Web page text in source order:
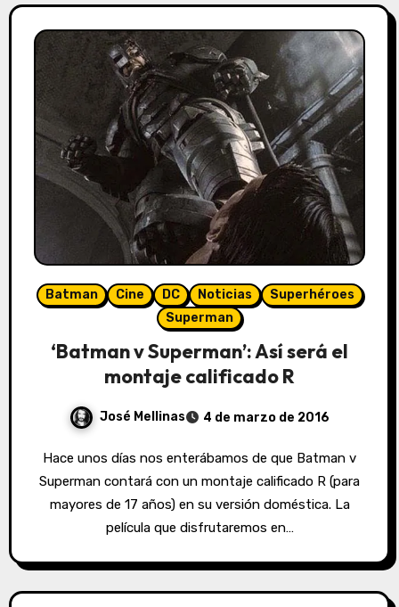
Batman Cine DC Noticias
Superhéroes
Superman
‘Batman v Superman’: Así será el
montaje calificado R
José Mellinas 4 de marzo de 2016
Hace unos días nos enterábamos de que Batman v
Superman contará con un montaje calificado R (para
mayores de 17 años) en su versión doméstica. La
película que disfrutaremos en…